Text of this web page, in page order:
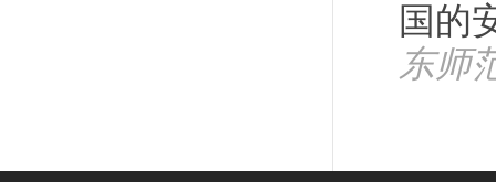
国的
东师